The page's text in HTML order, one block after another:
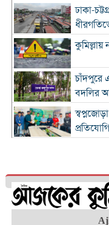
ঢাকা-
কুমিল্লায়
চাঁদপুরে
বদলির
কুমিল্লা ও
২৬ লাখ